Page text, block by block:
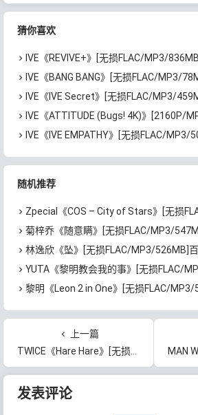
下载 下载
猜你喜欢
IVE《REVIVE+》[无损FLAC/MP3/
IVE《BANG BANG》[无损FLAC/MP3/
IVE《IVE Secret》[无损FLAC/MP3/
IVE《ATTITUDE (Bugs! 4K)》[2160P/MP4/
IVE《IVE EMPATHY》[无损FLAC/MP3/
随机推荐
Zpecial《COS – City of Stars》[无损FLAC/
菊梓乔《随意瞒》[无损FLAC/MP3/
林逸欣《坠》[无损FLAC/MP3/526MB]
YUTA《黎明教会我的事》[无损FLAC/MP3/
黎明《Leon 2 in One》[无损FLAC/MP3/
上一篇
TWICE《Hare Hare》[无损FLAC/MP3/213MB]百度云网盘下载
MAN WITH A
文章导航
发表评论